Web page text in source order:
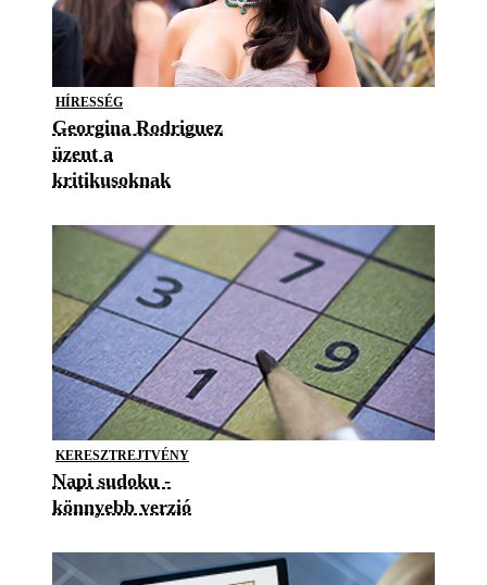
HÍRESSÉG
Georgina Rodriguez
üzent a
kritikusoknak
KERESZTREJTVÉNY
Napi sudoku -
könnyebb verzió